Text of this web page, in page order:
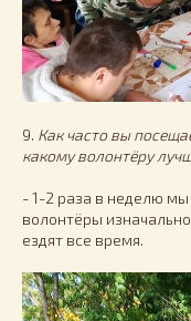
9. Как часто вы
какому волонтёру
- 1-2 раза в неделю
волонтёры
ездят все время.